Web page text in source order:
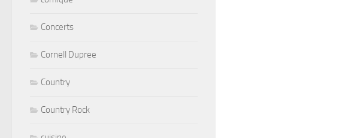
Concerts
Cornell Dupree
Country
Country Rock